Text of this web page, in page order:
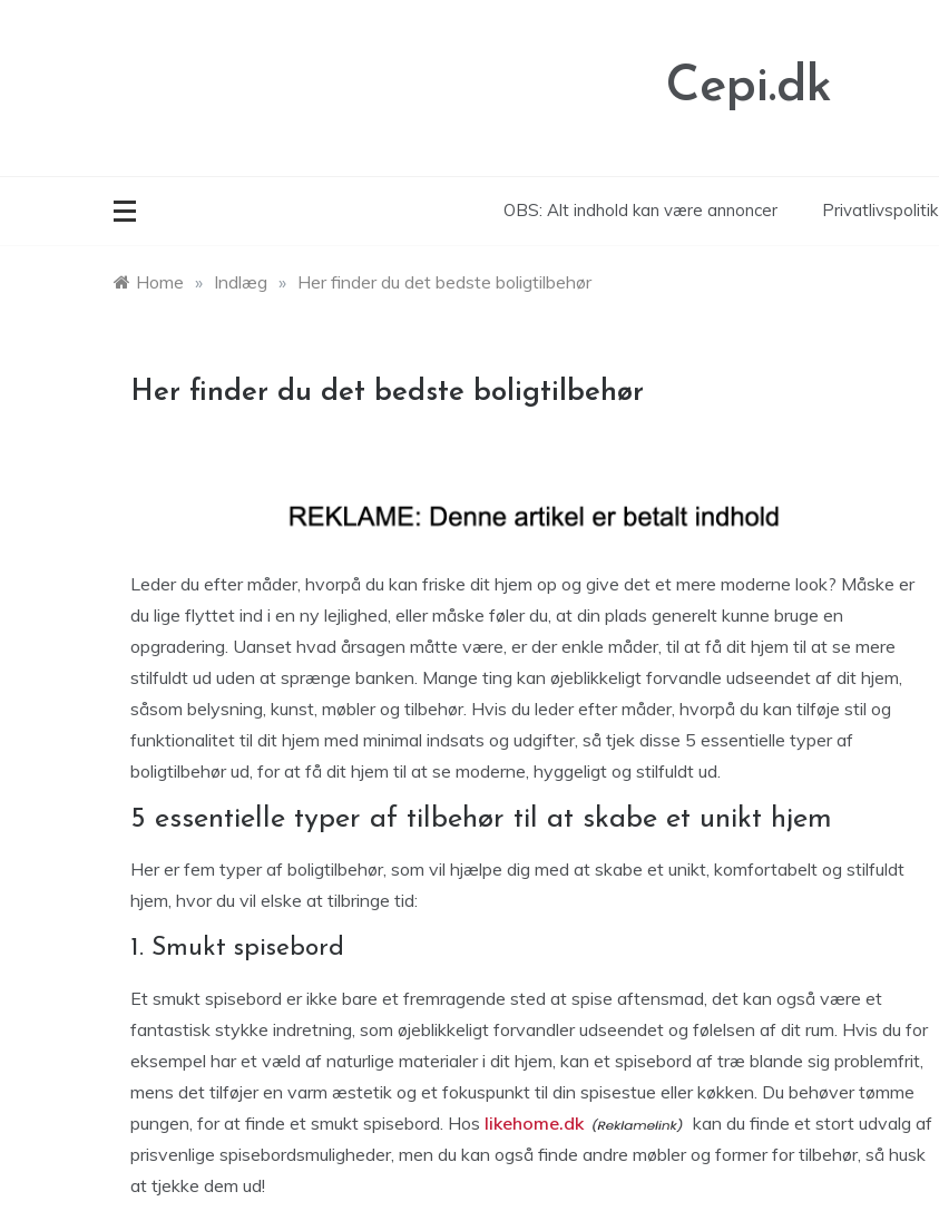
Cepi.dk
OBS: Alt indhold kan være annoncer Privatlivspolitik
Home » Indlæg » Her finder du det bedste boligtilbehør
Her finder du det bedste boligtilbehør
Leder du efter måder, hvorpå du kan friske dit hjem op og give det et mere moderne look? Måske er
du lige flyttet ind i en ny lejlighed, eller måske føler du, at din plads generelt kunne bruge en
opgradering. Uanset hvad årsagen måtte være, er der enkle måder, til at få dit hjem til at se mere
stilfuldt ud uden at sprænge banken. Mange ting kan øjeblikkeligt forvandle udseendet af dit hjem,
såsom belysning, kunst, møbler og tilbehør. Hvis du leder efter måder, hvorpå du kan tilføje stil og
funktionalitet til dit hjem med minimal indsats og udgifter, så tjek disse 5 essentielle typer af
boligtilbehør ud, for at få dit hjem til at se moderne, hyggeligt og stilfuldt ud.
5 essentielle typer af tilbehør til at skabe et unikt hjem
Her er fem typer af boligtilbehør, som vil hjælpe dig med at skabe et unikt, komfortabelt og stilfuldt
hjem, hvor du vil elske at tilbringe tid:
1. Smukt spisebord
Et smukt spisebord er ikke bare et fremragende sted at spise aftensmad, det kan også være et
fantastisk stykke indretning, som øjeblikkeligt forvandler udseendet og følelsen af ​​dit rum. Hvis du for
eksempel har et væld af naturlige materialer i dit hjem, kan et spisebord af træ blande sig problemfrit,
mens det tilføjer en varm æstetik og et fokuspunkt til din spisestue eller køkken. Du behøver tømme
pungen, for at finde et smukt spisebord. Hos likehome.dk
kan du finde et stort udvalg af
prisvenlige spisebordsmuligheder, men du kan også finde andre møbler og former for tilbehør, så husk
at tjekke dem ud!